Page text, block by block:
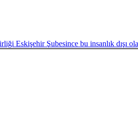
Şubesince bu insanlık dışı